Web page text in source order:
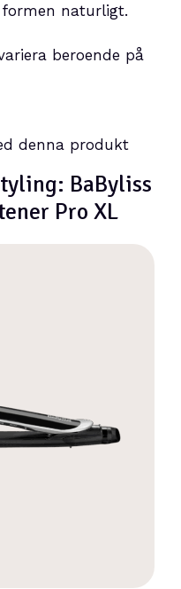
naturligt.
beroende på
denna produkt
BaByliss
Pro XL